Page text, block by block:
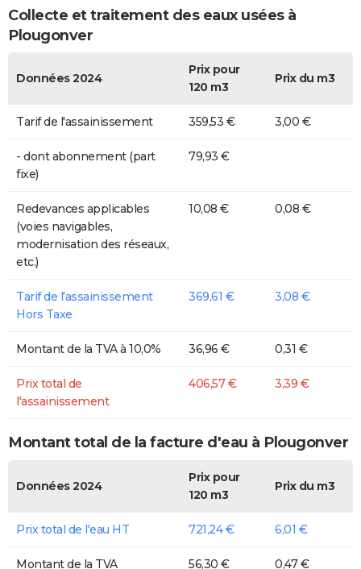
Collecte et traitement des eaux usées à
Plougonver
Données 2024
Prix pour
120 m3
Prix du m3
Tarif de l'assainissement 359,53 € 3,00 €
- dont abonnement (part
fixe)
79,93 €
Redevances applicables
(voies navigables,
modernisation des réseaux,
etc.)
10,08 € 0,08 €
Tarif de l'assainissement
Hors Taxe
369,61 € 3,08 €
Montant de la TVA à 10,0% 36,96 € 0,31 €
Prix total de
l'assainissement
406,57 € 3,39 €
Montant total de la facture d'eau à Plougonver
Données 2024
Prix pour
120 m3
Prix du m3
Prix total de l'eau HT 721,24 € 6,01 €
Montant de la TVA 56,30 € 0,47 €